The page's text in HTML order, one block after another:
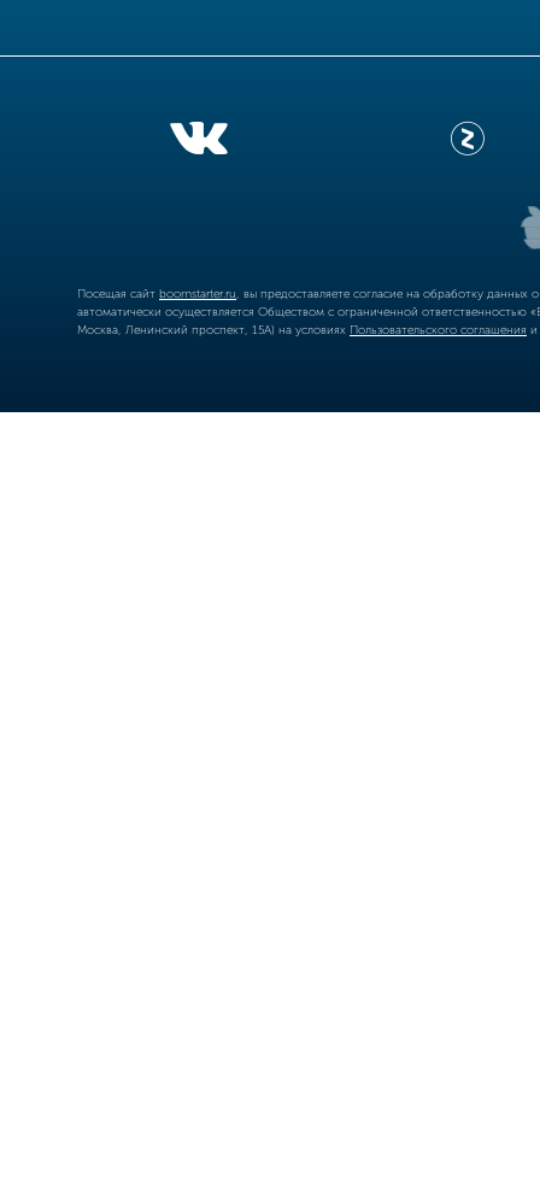
Посещая сайт boomstarter.ru , вы предоставляете согласие на обработку
автоматически осуществляется Обществом с ограниченной
Москва, Ленинский проспект, 15А) на условиях Пользовательского соглашения и